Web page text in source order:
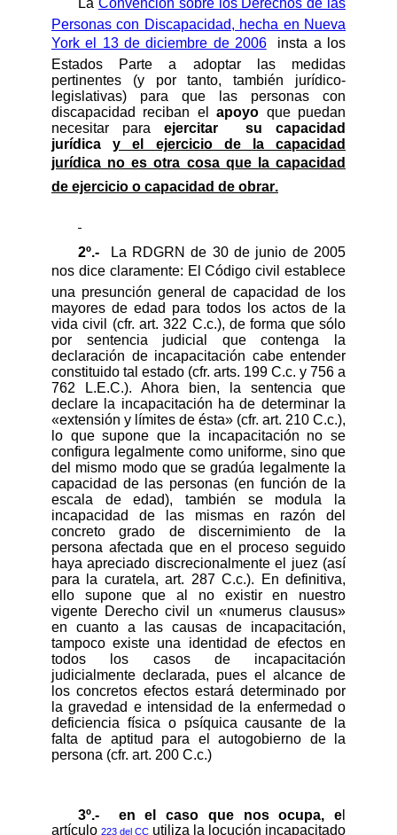
Personas con Discapacidad, hecha en Nueva
York el 13 de diciembre de 2006
insta a los
Estados Parte a adoptar
las medidas
pertinentes (y por tanto, también jurídico-
legislativas) para que las personas con
discapacidad reciban elapoyo que puedan
necesitar paraejercitar
su capacidad
jurídicay el ejercicio de la capacidad
jurídica no es otra cosa que la capacidad
de ejercicio o capacidad de obrar.
2º.-
La RDGRN de 30 de junio de 2005
nos dice claramente: El Código civil establece
una presunción general de capacidad de los
mayores de edad para todos los actos de la
vida civil (cfr. art. 322 C.c.), de forma que sólo
por sentencia judicial que contenga la
declaración de incapacitación cabe entender
constituido tal estado (cfr. arts. 199 C.c. y 756 a
762 L.E.C.). Ahora bien, la sentencia que
declare la incapacitación ha de determinar la
«extensión y límites de ésta» (cfr. art. 210 C.c.),
lo que supone que la incapacitación no se
configura legalmente como uniforme, sino que
del mismo modo que se gradúa legalmente la
capacidad de las personas (en función de la
escala de edad), también se modula la
incapacidad de las mismas en razón del
concreto grado de discernimiento de la
persona afectada que en el proceso seguido
haya apreciado discrecionalmente el juez (así
para la curatela, art. 287 C.c.). En definitiva,
ello supone que al no existir en nuestro
vigente Derecho civil un «numerus clausus»
en cuanto a las causas de incapacitación,
tampoco existe una identidad de efectos en
todos los casos de incapacitación
judicialmente declarada, pues el alcance de
los concretos efectos estará determinado por
la gravedad e intensidad de la enfermedad o
deficiencia física o psíquica causante de la
falta de aptitud para el autogobierno de la
persona (cfr. art. 200 C.c.)
3º.- en el caso que nos ocupa, e
artículo 223 del CC utiliza la locución incapacitado